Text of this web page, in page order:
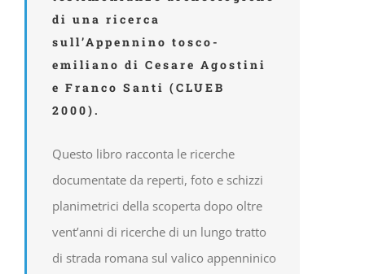
di una ricerca
sull’Appennino tosco-
emiliano di Cesare Agostini
e Franco Santi (CLUEB
2000).
Questo libro racconta le ricerche
documentate da reperti, foto e schizzi
planimetrici della scoperta dopo oltre
vent’anni di ricerche di un lungo tratto
di strada romana sul valico appenninico